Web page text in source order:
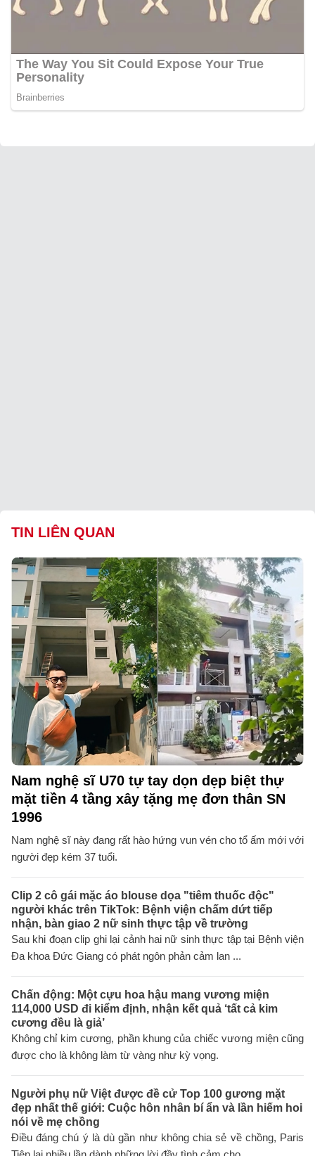
TIN LIÊN QUAN
Nam nghệ sĩ U70 tự tay dọn dẹp biệt thự
mặt tiền 4 tầng xây tặng mẹ đơn thân SN
1996
Nam nghệ sĩ này đang rất hào hứng vun vén cho tổ ấm mới với
người đẹp kém 37 tuổi.
Clip 2 cô gái mặc áo blouse dọa "tiêm thuốc độc"
người khác trên TikTok: Bệnh viện chấm dứt tiếp
nhận, bàn giao 2 nữ sinh thực tập về trường
Sau khi đoạn clip ghi lại cảnh hai nữ sinh thực tập tại Bệnh viện
Đa khoa Đức Giang có phát ngôn phản cảm lan ...
Chấn động: Một cựu hoa hậu mang vương miện
114,000 USD đi kiểm định, nhận kết quả ‘tất cả kim
cương đều là giả’
Không chỉ kim cương, phần khung của chiếc vương miện cũng
được cho là không làm từ vàng như kỳ vọng.
Người phụ nữ Việt được đề cử Top 100 gương mặt
đẹp nhất thế giới: Cuộc hôn nhân bí ẩn và lần hiếm hoi
nói về mẹ chồng
Điều đáng chú ý là dù gần như không chia sẻ về chồng, Paris